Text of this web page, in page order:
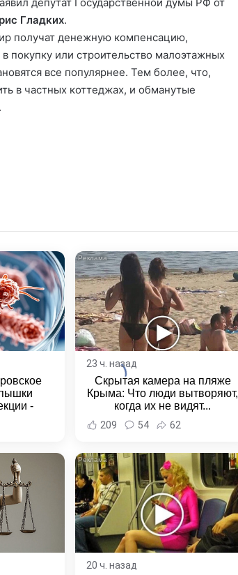
Гладких.
получат денежную компенсацию,
покупку или строительство малоэтажных
все популярнее. Тем более, что,
в частных коттеджах, и обманутые
-
и
23 ч. назад
Скрытая камера на пляже
Крыма: Что люди вытворяют,
когда их не видят...
209 54 62
20 ч. назад